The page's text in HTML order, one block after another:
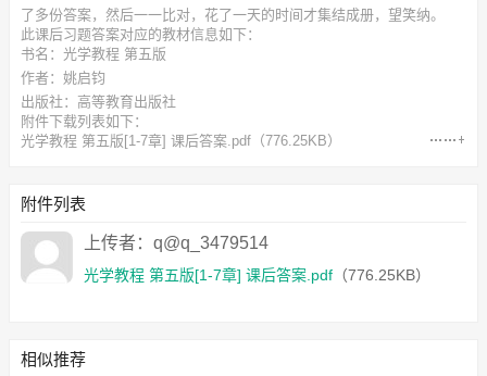
了多份答案，然后一一比对，花了一天的时间才集结成册，望笑纳。
此课后习题答案对应的教材信息如下：
书名：光学教程 第五版
作者：姚启钧
出版社：高等教育出版社
附件下载列表如下：
光学教程 第五版[1-7章] 课后答案.pdf （776.25KB）
附件列表
上传者：q@q_3479514
光学教程 第五版[1-7章] 课后答案.pdf （776.25KB）
相似推荐